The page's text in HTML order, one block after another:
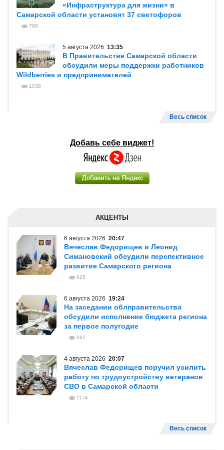
«Инфраструктура для жизни» в
Самарской области установят 37 светофоров
788
5 августа 2026 13:35
В Правительстве Самарской области
обсудили меры поддержки работников
Wildberries и предпринимателей
1038
Весь список
Добавь себе виджет!
АКЦЕНТЫ
6 августа 2026 20:47
Вячеслав Федорищев и Леонид
Симановский обсудили перспективное
развитие Самарского региона
625
6 августа 2026 19:24
На заседании облправительства
обсудили исполнение бюджета региона
за первое полугодие
682
4 августа 2026 20:07
Вячеслав Федорищев поручил усилить
работу по трудоустройству ветеранов
СВО в Самарской области
1174
Весь список